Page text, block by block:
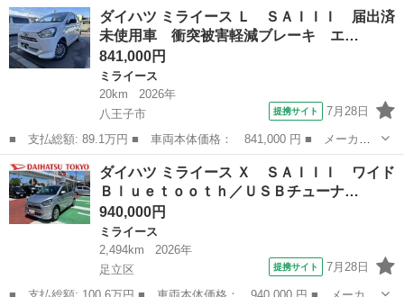
Ａ ＣＤステレオ ＦＭ／ＡＭラジオ キーレスエントリー 保証
まごころ保証...
東京 足立区 ミライース
ダイハツ ミライース Ｌ ＳＡＩＩＩ 届出済
未使用車 衝突被害軽減ブレーキ エ…
841,000円
ミライース
20km
2026年
八王子市
提携サイト 7月28日
■ 支払総額: 89.1万円 ■ 車両本体価格： 841,000 円 ■ メーカー
名： ダイハツ ■ 車種名： ミライース ■ グレード名： Ｌ Ｓ
ＡＩＩＩ 届出済未使用車 衝突被害軽減ブレーキ エアコン パワ
ステ パワー...
東京 八王子市
ダイハツ ミライース Ｘ ＳＡＩＩＩ ワイド
Ｂｌｕｅｔｏｏｔｈ／ＵＳＢチューナ…
940,000円
ミライース
2,494km
2026年
足立区
提携サイト 7月28日